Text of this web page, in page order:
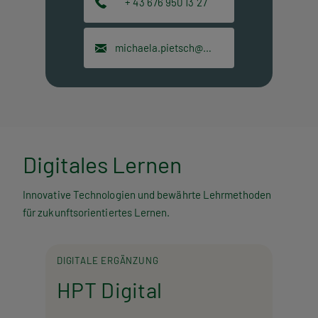
Digitales Lernen
Innovative Technologien und bewährte Lehrmethoden
für zukunftsorientiertes Lernen.
DIGITALE ERGÄNZUNG
HPT Digital